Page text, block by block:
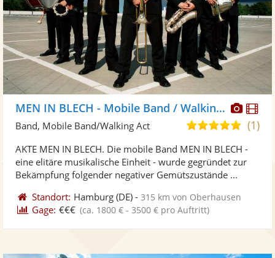
Fotos
MEN IN BLECH - Mobile Band / Walking Act
5,0
5
(1)
Band, Mobile Band/Walking Act
AKTE MEN IN BLECH. Die mobile Band MEN IN BLECH -
eine elitäre musikalische Einheit - wurde gegründet zur
Bekämpfung folgender negativer Gemütszustände ...
Standort: Hamburg (DE) -315 km von Oberhausen
Gage: €€€ (ca. 1800 € - 3500 € pro Auftritt)